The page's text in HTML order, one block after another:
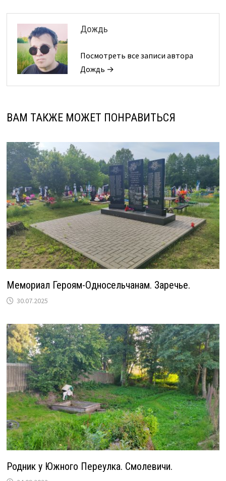
Дождь
Посмотреть все записи автора
Дождь →
ВАМ ТАКЖЕ МОЖЕТ ПОНРАВИТЬСЯ
Мемориал Героям-Односельчанам. Заречье.
30.07.2025
Родник у Южного Переулка. Смолевичи.